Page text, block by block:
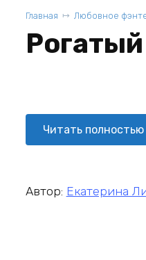
Главная Любовное
Читать полностью
Автор: Екатерина